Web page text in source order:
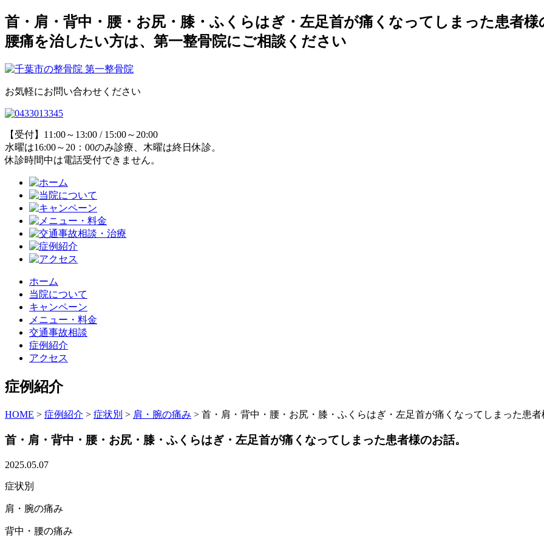
首・肩・背中・腰・お尻・膝・ふくらはぎ・左足首が痛くなってしまった患者様
腰痛を治したい方は、第一整骨院にご相談ください
お気軽にお問い合わせください
【受付】11:00～13:00 / 15:00～20:00
水曜は16:00～20：00のみ診療、木曜は終日休診。
休診時間中は電話受付できません。
ホーム
当院について
キャンペーン
メニュー・料金
交通事故相談
症例紹介
アクセス
症例紹介
HOME > 症例紹介 > 症状別 > 肩・腕の痛み > 首・肩・背中・腰・お尻・膝・ふくらはぎ・左足首が痛くなってしまった患者
首・肩・背中・腰・お尻・膝・ふくらはぎ・左足首が痛くなってしまった患者様のお話。
2025.05.07
症状別
肩・腕の痛み
背中・腰の痛み